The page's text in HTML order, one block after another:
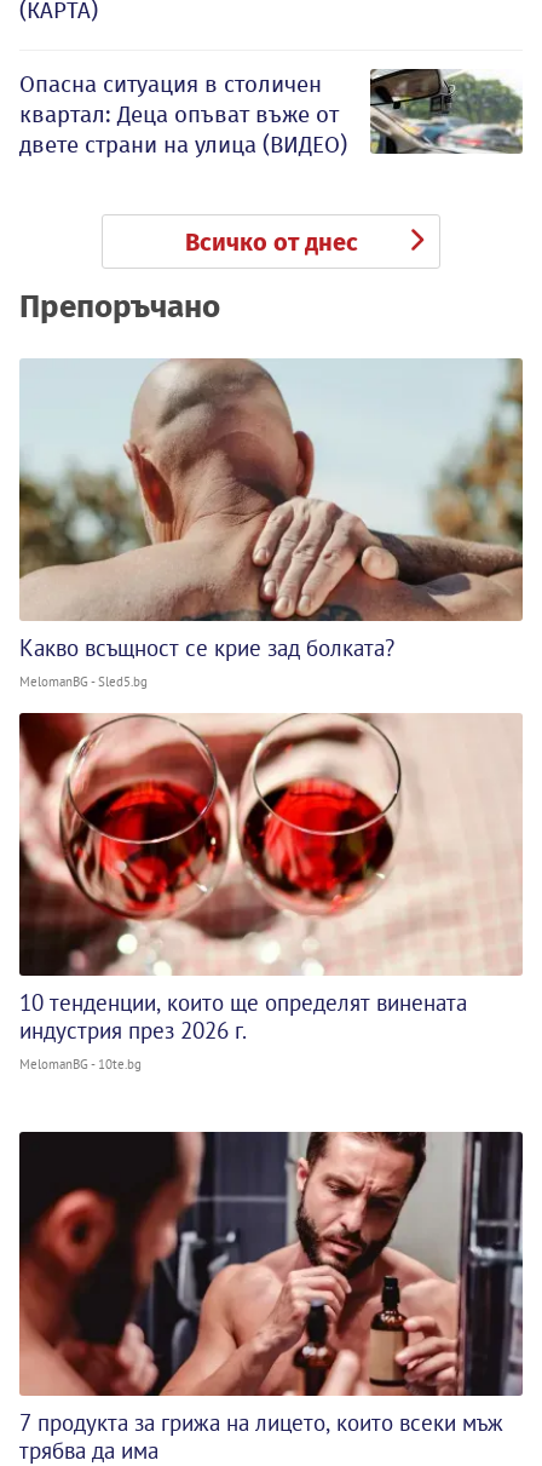
(КАРТА)
Опасна ситуация в столичен
квартал: Деца опъват въже от
двете страни на улица (ВИДЕО)
Всичко от днес
Препоръчано
Какво всъщност се крие зад болката?
MelomanBG - Sled5.bg
10 тенденции, които ще определят винената
индустрия през 2026 г.
MelomanBG - 10te.bg
7 продукта за грижа на лицето, които всеки мъж
трябва да има